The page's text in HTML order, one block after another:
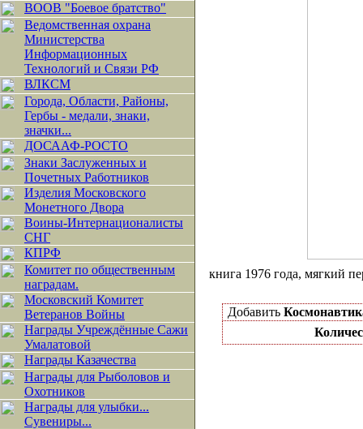
ВООВ "Боевое братство"
Ведомственная охрана
Министерства
Информационных
Технологий и Связи РФ
ВЛКСМ
Города, Области, Районы,
Гербы - медали, знаки,
значки...
ДОСААФ-РОСТО
Знаки Заслуженных и
Почетных Работников
Изделия Московского
Монетного Двора
Воины-Интернационалисты
СНГ
КПРФ
Комитет по общественным
наградам.
Московский Комитет
Ветеранов Войны
Награды Учреждённые Сажи
Умалатовой
Награды Казачества
Награды для Рыболовов и
Охотников
Награды для улыбки...
Сувениры...
книга 1976 года, мягкий
Добавить